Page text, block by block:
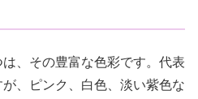
、その豊富な色彩です。代表
、ピンク、白色、淡い紫色な